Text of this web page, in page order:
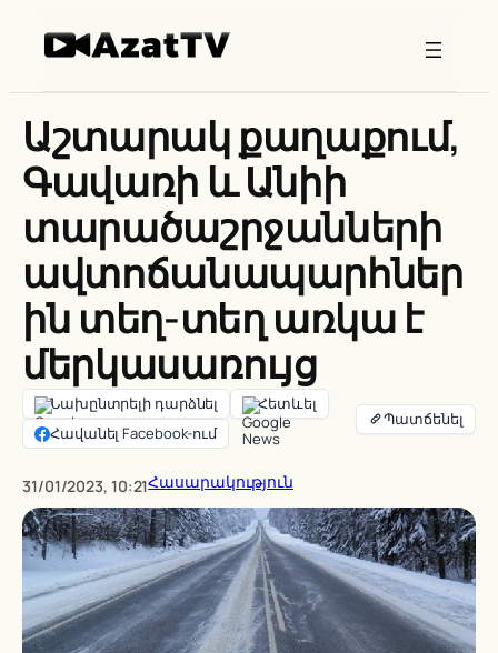
Աշտարակ քաղաքում,
Գավառի և Անիի
տարածաշրջանների
ավտոճանապարհներ
ին տեղ-տեղ առկա է
մերկասառույց
Նախընտրելի դարձնել
Հետևել
Հավանել Facebook-ում
31/01/2023, 10:21Հասարակություն